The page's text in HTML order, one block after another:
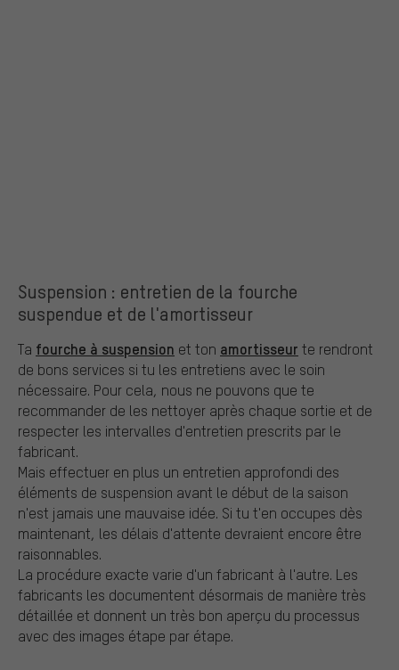
Suspension : entretien de la fourche
suspendue et de l'amortisseur
Ta fourche à suspension et ton amortisseur te rendront
de bons services si tu les entretiens avec le soin
nécessaire. Pour cela, nous ne pouvons que te
recommander de les nettoyer après chaque sortie et de
respecter les intervalles d'entretien prescrits par le
fabricant.
Mais effectuer en plus un entretien approfondi des
éléments de suspension avant le début de la saison
n'est jamais une mauvaise idée. Si tu t'en occupes dès
maintenant, les délais d'attente devraient encore être
raisonnables.
La procédure exacte varie d'un fabricant à l'autre. Les
fabricants les documentent désormais de manière très
détaillée et donnent un très bon aperçu du processus
avec des images étape par étape.